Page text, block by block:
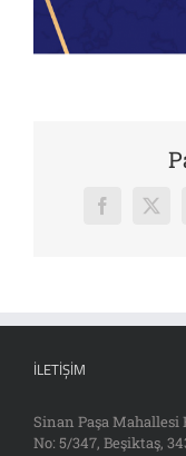
Facebook
X
İLETIŞIM
Sinan Paşa Mahallesi
No: 5/347, Beşiktaş,